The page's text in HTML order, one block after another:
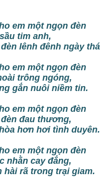
em một ngọn đèn
tim anh,
lênh đênh ngày
em một ngọn đèn
trông ngóng,
gắn nuôi niềm tin.
em một ngọn đèn
đau thương,
hơn hơi tình duyên.
em một ngọn đèn
nhằn cay đắng,
hài rã trong trại giam.